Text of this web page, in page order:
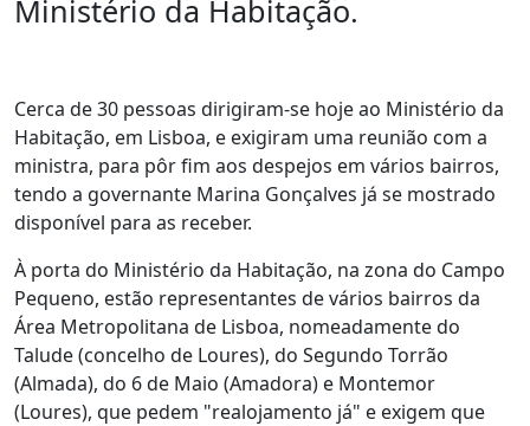
Ministério da Habitação.
Cerca de 30 pessoas dirigiram-se hoje ao Ministério da
Habitação, em Lisboa, e exigiram uma reunião com a
ministra, para pôr fim aos despejos em vários bairros,
tendo a governante Marina Gonçalves já se mostrado
disponível para as receber.
À porta do Ministério da Habitação, na zona do Campo
Pequeno, estão representantes de vários bairros da
Área Metropolitana de Lisboa, nomeadamente do
Talude (concelho de Loures), do Segundo Torrão
(Almada), do 6 de Maio (Amadora) e Montemor
(Loures), que pedem "realojamento já" e exigem que